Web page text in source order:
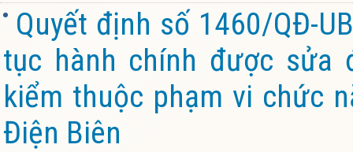
Quyết định số 1460/QĐ-
tục hành chính được sửa
kiểm thuộc phạm vi chức
Điện Biên